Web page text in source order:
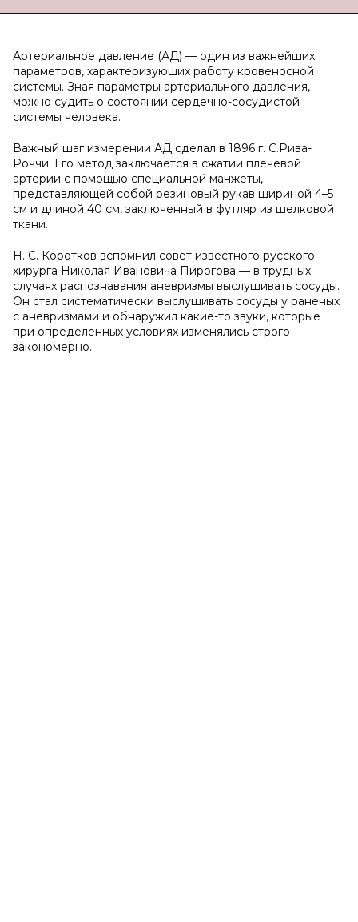
Артериальное давление (АД) — один из важнейших
параметров, характеризующих работу кровеносной
системы. Зная параметры артериального давления,
можно судить о состоянии сердечно-сосудистой
системы человека.
Важный шаг измерении АД сделал в 1896 г. С.Рива-
Роччи. Его метод заключается в сжатии плечевой
артерии с помощью специальной манжеты,
представляющей собой резиновый рукав шириной 4–5
см и длиной 40 см, заключенный в футляр из шелковой
ткани.
Н. С. Коротков вспомнил совет известного русского
хирурга Николая Ивановича Пирогова — в трудных
случаях распознавания аневризмы выслушивать сосуды.
Он стал систематически выслушивать сосуды у раненых
с аневризмами и обнаружил какие-то звуки, которые
при определенных условиях изменялись строго
закономерно.